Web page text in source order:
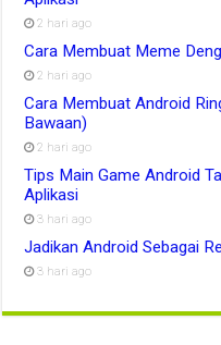
2 hari ago
Cara Membuat Meme
2 hari ago
Cara Membuat Android
Bawaan)
2 hari ago
Tips Main Game Android
Aplikasi
3 hari ago
Jadikan Android Sebagai
3 hari ago